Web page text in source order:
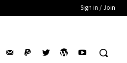
Sign in / Join